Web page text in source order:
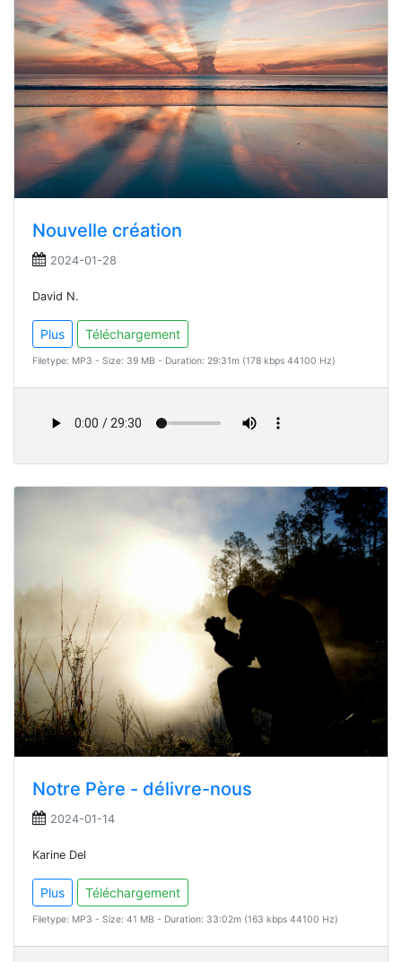
Nouvelle création
2024-01-28
David N.
Plus Téléchargement
Filetype: MP3 - Size: 39 MB - Duration: 29:31m (178 kbps 44100 Hz)
Notre Père - délivre-nous
2024-01-14
Karine Del
Plus Téléchargement
Filetype: MP3 - Size: 41 MB - Duration: 33:02m (163 kbps 44100 Hz)